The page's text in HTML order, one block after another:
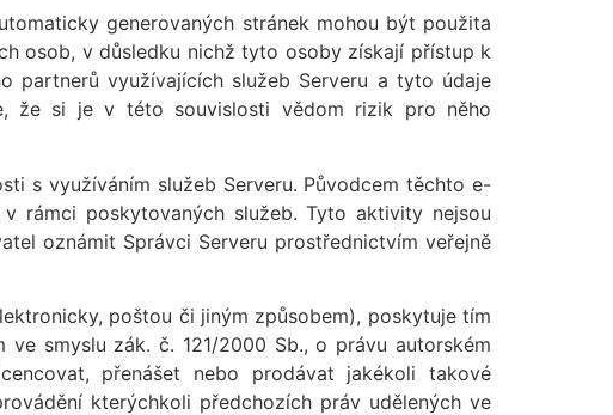
generovaných stránek mohou být použita
osob, v důsledku nichž tyto osoby získají přístup k
partnerů využívajících služeb Serveru a tyto údaje
že si je v této souvislosti vědom rizik pro něho
s využíváním služeb Serveru. Původcem těchto e-
rámci poskytovaných služeb. Tyto aktivity nejsou
oznámit Správci Serveru prostřednictvím veřejně
poštou či jiným způsobem), poskytuje tím
smyslu zák. č. 121/2000 Sb., o právu autorském
přenášet nebo prodávat jakékoli takové
kterýchkoli předchozích práv udělených ve